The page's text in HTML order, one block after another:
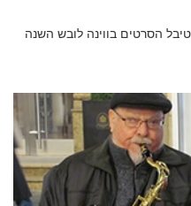
הסרטים בווינה לובש השנה